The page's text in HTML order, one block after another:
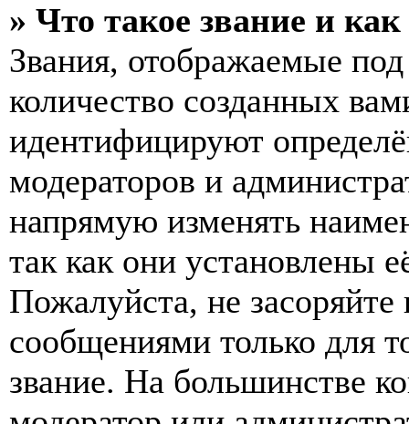
» Что такое звание и
Звания, отображаемые
количество созданных
идентифицируют
модераторов и
напрямую изменять
так как они установлены
Пожалуйста, не
сообщениями только для
звание. На большинстве